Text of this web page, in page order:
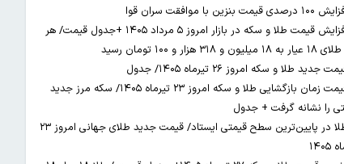
درصدی قیمت بنزین با موافقت سران قوا
افزایش قیمت طلا و سکه در بازار امروز ۵ مرداد ۱۴۰۵ +جدول قیمت/ هر
و ۳۱۸ هزار و ۱۰۰ تومان رسید
جدید طلا و سکه امروز ۲۶ تیرماه ۱۴۰۵/ جدول
قیمت زمان بازگشایی طلا و سکه امروز ۲۳ تیرماه ۱۴۰۵/ سکه مرز جدید
را نشانه گرفت + جدول
طلا در پایین‌ترین سطح قیمتی ایستاد/ قیمت جدید طلای جهانی امروز ۲۳